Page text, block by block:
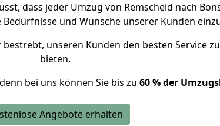
dass jeder Umzug von Remscheid nach
und Wünsche unserer Kunden
unseren Kunden den besten Service
bieten.
bei uns können Sie bis zu 60 % der
Angebote erhalten